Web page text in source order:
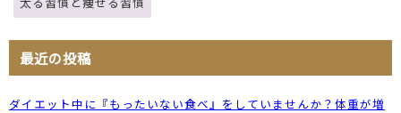
最近の投稿
ダイエット中に『もったいない食べ』をしていませんか？体重が増